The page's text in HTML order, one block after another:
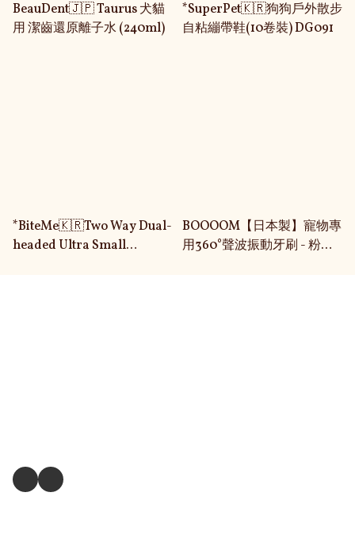
BeauDent🇯🇵 Taurus 犬貓
用 潔齒還原離子水 (240ml)
*SuperPet🇰🇷狗狗戶外散步
自粘繃帶鞋(10卷裝) DG091
*BiteMe🇰🇷Two Way Dual-
headed Ultra Small
BOOOOM【日本製】寵物專
用360°聲波振動牙刷 - 粉紅